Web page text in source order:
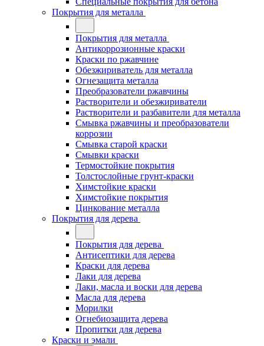
Покрытия для металла
Покрытия для металла
Антикоррозионные краски
Краски по ржавчине
Обезжириватель для металла
Огнезащита металла
Преобразователи ржавчины
Растворители и обезжириватели
Растворители и разбавители для металла
Смывка ржавчины и преобразователи
коррозии
Смывка старой краски
Смывки краски
Термостойкие покрытия
Толстослойные грунт-краски
Химстойкие краски
Химстойкие покрытия
Цинкование металла
Покрытия для дерева
Покрытия для дерева
Антисептики для дерева
Краски для дерева
Лаки для дерева
Лаки, масла и воски для дерева
Масла для дерева
Морилки
Огнебиозащита дерева
Пропитки для дерева
Краски и эмали